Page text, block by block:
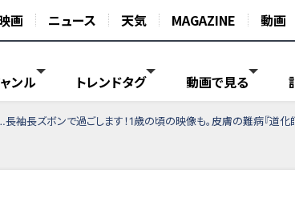
画 ニュース 天気 MAGAZINE 動画
ンル トレンドタグ 動画で見る
袖長ズボンで過ごします！1歳の頃の映像も。皮膚の難病『道化